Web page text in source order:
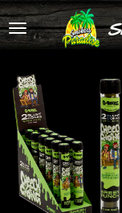
Zum
Hauptinhalt
springen